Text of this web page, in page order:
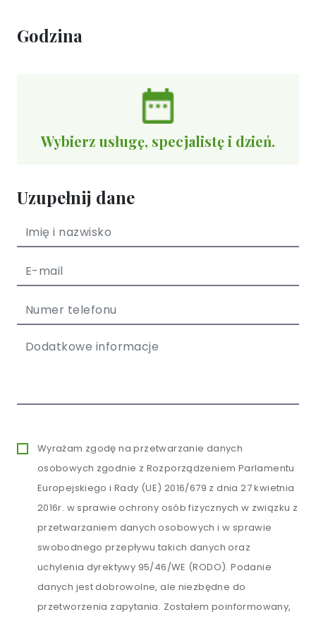
Godzina
Wybierz usługę, specjalistę i dzień.
Uzupełnij dane
Wyrażam zgodę na przetwarzanie danych
osobowych zgodnie z Rozporządzeniem Parlamentu
Europejskiego i Rady (UE) 2016/679 z dnia 27 kwietnia
2016r. w sprawie ochrony osób fizycznych w związku z
przetwarzaniem danych osobowych i w sprawie
swobodnego przepływu takich danych oraz
uchylenia dyrektywy 95/46/WE (RODO). Podanie
danych jest dobrowolne, ale niezbędne do
przetworzenia zapytania. Zostałem poinformowany,